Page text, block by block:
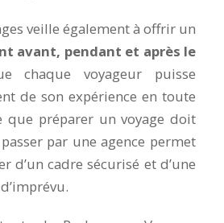
veille également à offrir un
avant, pendant et après le
chaque voyageur puisse
de son expérience en toute
que préparer un voyage doit
par une agence permet
d’un cadre sécurisé et d’une